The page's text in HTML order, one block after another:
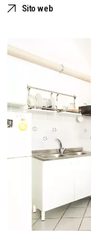
Sito web